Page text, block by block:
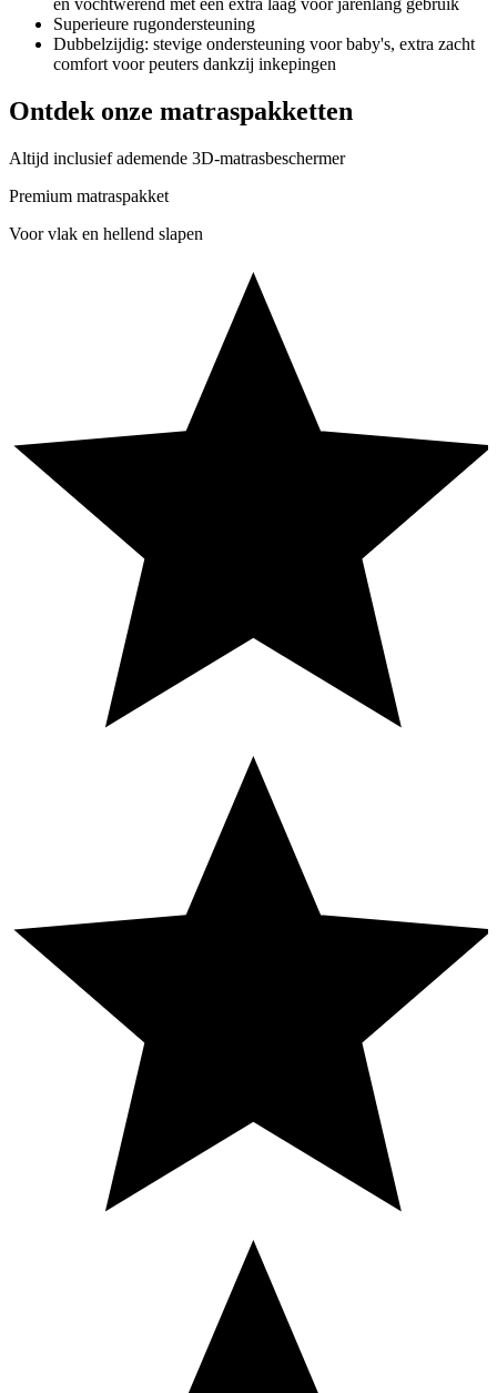
en vochtwerend met een extra laag voor jarenlang gebruik
Superieure rugondersteuning
Dubbelzijdig: stevige ondersteuning voor baby's, extra zacht
comfort voor peuters dankzij inkepingen
Ontdek onze matraspakketten
Altijd inclusief ademende 3D-matrasbeschermer
Premium matraspakket
Voor vlak en hellend slapen